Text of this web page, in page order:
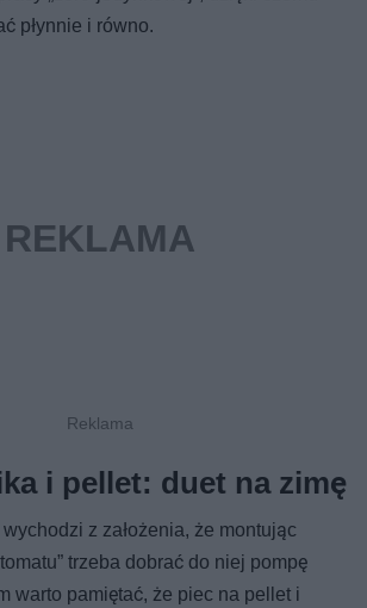
płynnie i równo.
i pellet: duet na zimę
z założenia, że montując
trzeba dobrać do niej pompę
warto pamiętać, że piec na pellet i